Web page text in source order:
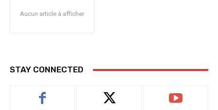
Aucun article à afficher
STAY CONNECTED